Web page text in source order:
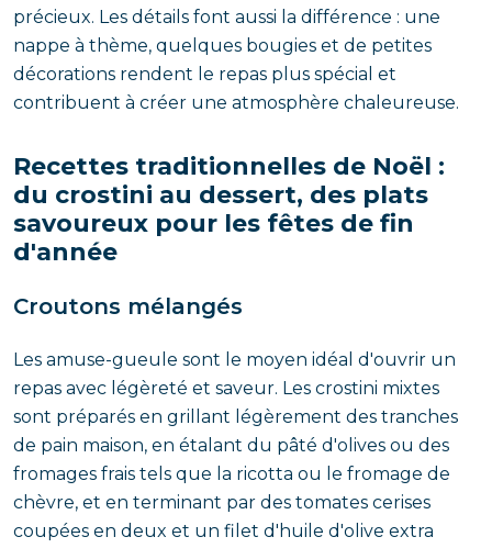
précieux. Les détails font aussi la différence : une
nappe à thème, quelques bougies et de petites
décorations rendent le repas plus spécial et
contribuent à créer une atmosphère chaleureuse.
Recettes traditionnelles de Noël :
du crostini au dessert, des plats
savoureux pour les fêtes de fin
d'année
Croutons mélangés
Les amuse-gueule sont le moyen idéal d'ouvrir un
repas avec légèreté et saveur. Les crostini mixtes
sont préparés en grillant légèrement des tranches
de pain maison, en étalant du pâté d'olives ou des
fromages frais tels que la ricotta ou le fromage de
chèvre, et en terminant par des tomates cerises
coupées en deux et un filet d'huile d'olive extra